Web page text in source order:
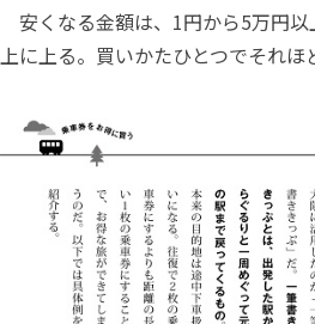
安くなる金額は、1円から5万円
上に上る。買いかたひとつでそれほ